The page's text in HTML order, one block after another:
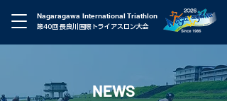
Nagaragawa International Triathlon
第40回 長良川国際トライアスロン大会
NEWS